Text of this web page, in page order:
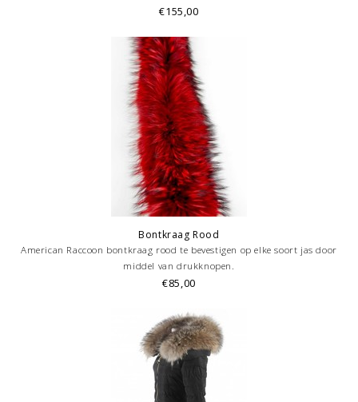
mooi detail heeft deze damesjas met bontkraag knop en rits een beige
€155,00
Bontkraag Rood
American Raccoon bontkraag rood te bevestigen op elke soort jas door
middel van drukknopen.
€85,00